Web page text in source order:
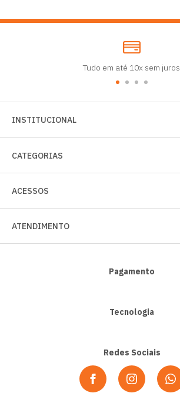
Tudo em até 10x sem juros
INSTITUCIONAL
CATEGORIAS
ACESSOS
ATENDIMENTO
Pagamento
Tecnologia
Redes Sociais